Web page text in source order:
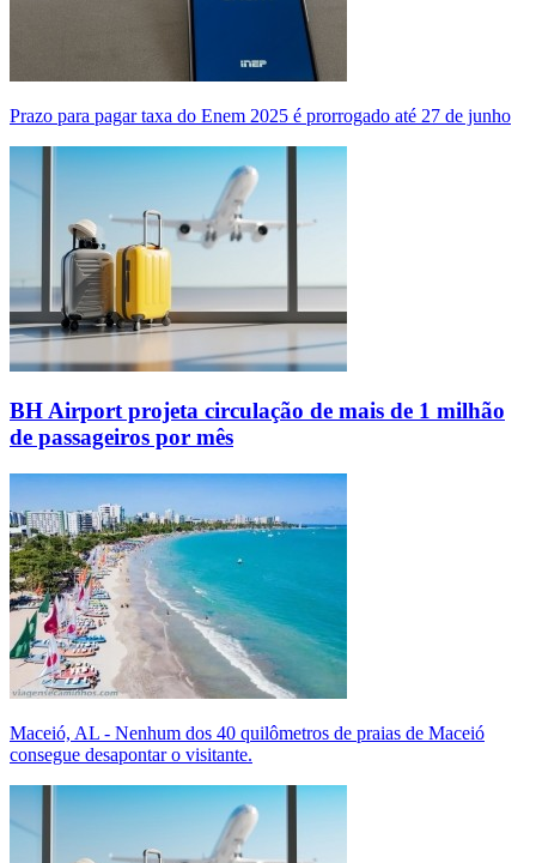
Prazo para pagar taxa do Enem 2025 é prorrogado até 27 de junho
BH Airport projeta circulação de mais de 1 milhão
de passageiros por mês
Maceió, AL - Nenhum dos 40 quilômetros de praias de Maceió
consegue desapontar o visitante.